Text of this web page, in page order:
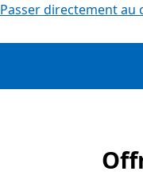
Passer directement au
Liste